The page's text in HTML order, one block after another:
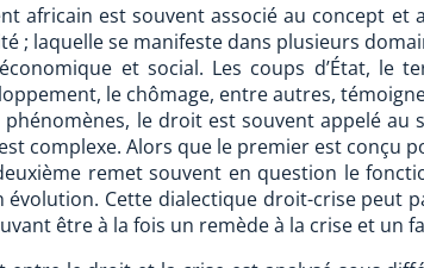
africain est souvent associé au concept et
; laquelle se manifeste dans plusieurs
et social. Les coups d’État, le
le chômage, entre autres,
phénomènes, le droit est souvent appelé
complexe. Alors que le premier est conçu
remet souvent en question le
évolution. Cette dialectique droit-crise peut
être à la fois un remède à la crise et un